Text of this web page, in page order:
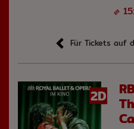
Für Tickets auf
2D